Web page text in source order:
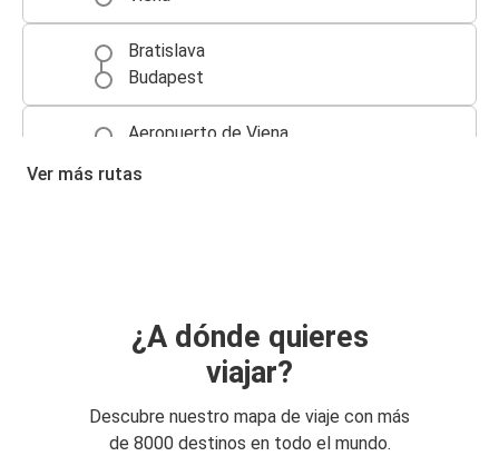
Bratislava
Budapest
Aeropuerto de Viena
Aeropuerto de Viena
Praga
Ver más rutas
¿A dónde quieres
viajar?
Descubre nuestro mapa de viaje con más
de 8000 destinos en todo el mundo.